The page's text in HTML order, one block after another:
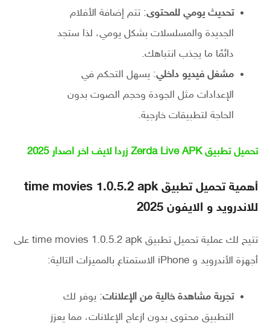
تحديث يومي للمحتوى: تتم إضافة الأفلام
الجديدة والمسلسلات بشكل يومي، لذا ستجد
دائمًا ما يجذب انتباهك.
مشغل فيديو داخلي: يسهل التحكم في
الإعدادات مثل الجودة وحجم الصوت بدون
الحاجة لتطبيقات خارجية.
تحميل تطبيق Zerda Live APK زردا لايف اخر اصدار 2025
أهمية تحميل تطبيق time movies 1.0.5.2 apk
للاندرويد و الايفون 2025
تتيح لك عملية تحميل تطبيق time movies 1.0.5.2 apk على
أجهزة الأندرويد و iPhone الاستمتاع بالمميزات التالية:
تجربة مشاهدة خالية من الإعلانات: يوفر لك
التطبيق محتوى بدون ازعاج الإعلانات، مما يعزز